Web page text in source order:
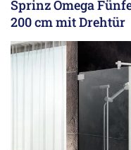
Sprinz Omega
200 cm mit Drehtür